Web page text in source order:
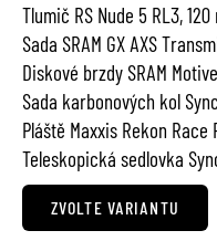
Tlumič RS Nude 5 RL3,
Sada SRAM GX AXS
Diskové brzdy SRAM
Sada karbonových kol
Pláště Maxxis Rekon Race
Teleskopická sedlovka
ZVOLTE VARIANTU
D
o
p
o
r
u
č
u
j